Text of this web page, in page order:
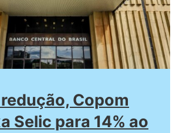
Copom
Selic para 14% ao